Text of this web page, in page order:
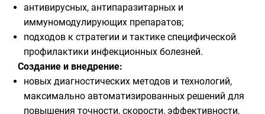
антивирусных, антипаразитарных и
иммуномодулирующих препаратов;
подходов к стратегии и тактике специфической
профилактики инфекционных болезней.
Создание и внедрение:
новых диагностических методов и технологий,
максимально автоматизированных решений для
повышения точности, скорости, эффективности,